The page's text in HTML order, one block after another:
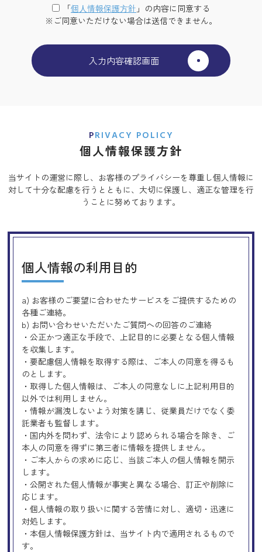
「個⼈情報保護⽅針 」の内容に同意する
※ご同意いただけない場合は送信できません。
PRIVACY POLICY
個人情報保護方針
当サイトの運営に際し、お客様のプライバシーを尊重し個人情報に
対して十分な配慮を行うとともに、 大切に保護し、適正な管理を行
うことに努めております。
個人情報の利用目的
a) お客様のご要望に合わせたサービスをご提供するための
各種ご連絡。
b) お問い合わせいただいたご質問への回答のご連絡
・公正かつ適正な手段で、上記目的に必要となる個人情報
を収集します。
・要配慮個人情報を取得する際は、ご本人の同意を得るも
のとします。
・取得した個人情報は、ご本人の同意なしに上記利用目的
以外では利用しません。
・情報が漏洩しないよう対策を講じ、従業員だけでなく委
託業者も監督します。
・国内外を問わず、法令により認められる場合を除き、ご
本人の同意を得ずに第三者に情報を提供しません。
・ご本人からの求めに応じ、当該ご本人の個人情報を開示
します。
・公開された個人情報が事実と異なる場合、訂正や削除に
応じます。
・個人情報の取り扱いに関する苦情に対し、適切・迅速に
対処します。
・本個人情報保護方針は、当サイト内で適用されるもので
す。